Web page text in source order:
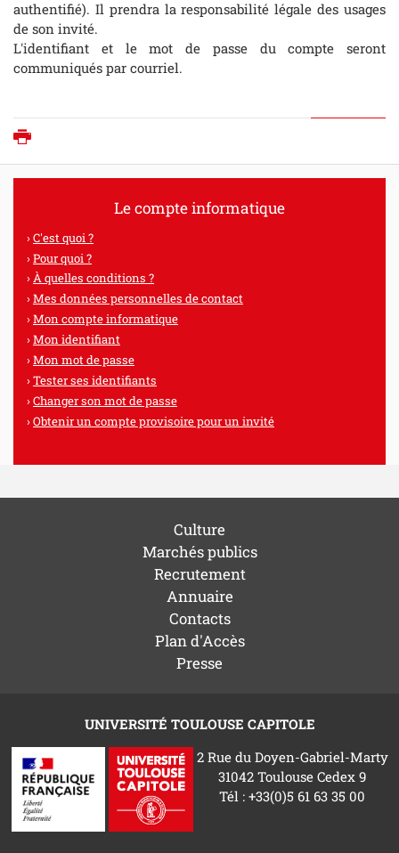
authentifié). Il prendra la responsabilité légale des usages
de son invité.
L'identifiant et le mot de passe du compte seront
communiqués par courriel.
Le compte informatique
C'est quoi ?
Pour quoi ?
À quelles conditions ?
Mes données personnelles de contact
Mon compte informatique
Mon identifiant
Mon mot de passe
Tester ses identifiants
Changer son mot de passe
Obtenir un compte provisoire pour un invité
Culture
Marchés publics
Recrutement
Annuaire
Contacts
Plan d'Accès
Presse
UNIVERSITÉ TOULOUSE CAPITOLE
2 Rue du Doyen-Gabriel-Marty
31042 Toulouse Cedex 9
Tél : +33(0)5 61 63 35 00